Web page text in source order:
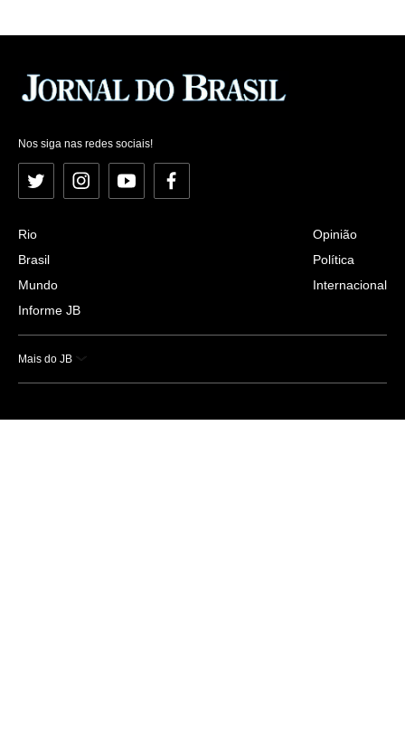
Nos siga nas redes sociais!
Twitter InstagramYouTubeFacebook
Rio
Brasil
Mundo
Informe JB
Opinião
Política
Internacional
Mais do JB
Esportes